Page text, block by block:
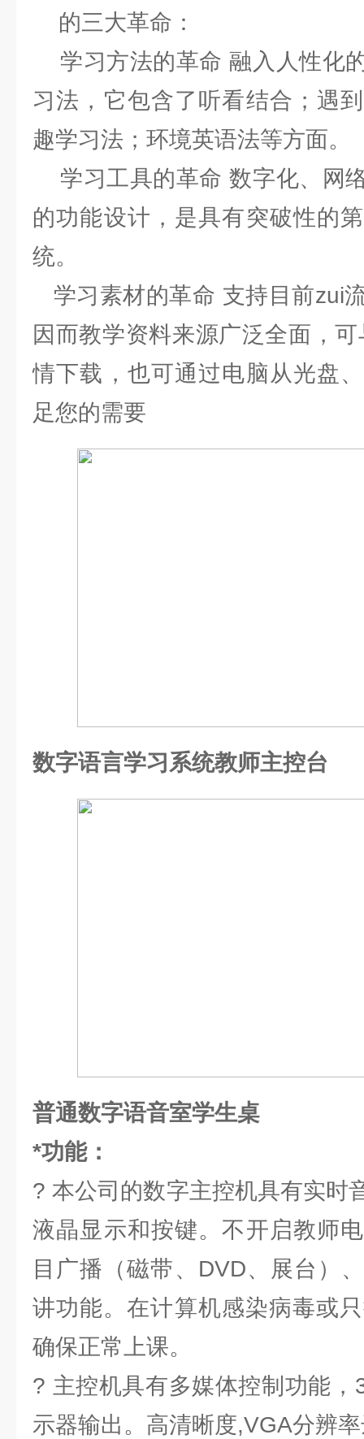
的三大革命：
学习方法的革命 融入人性化
习法，它包含了听看结合；遇
趣学习法；环境英语法等方面。
学习工具的革命 数字化、网
的功能设计，是具有突破性的
统。
学习素材的革命 支持目前zui
因而教学资料来源广泛全面，
情下载，也可通过电脑从光盘
足您的需要
数字语言学习系统教师主控台
普通数字语音室学生桌
*功能：
? 本公司的数字主控机具有实时
液晶显示和按键。不开启教师
目广播（磁带、DVD、展台）
讲功能。在计算机感染病毒或
确保正常上课。
? 主控机具有多媒体控制功能
示器输出。高清晰度,VGA分辨